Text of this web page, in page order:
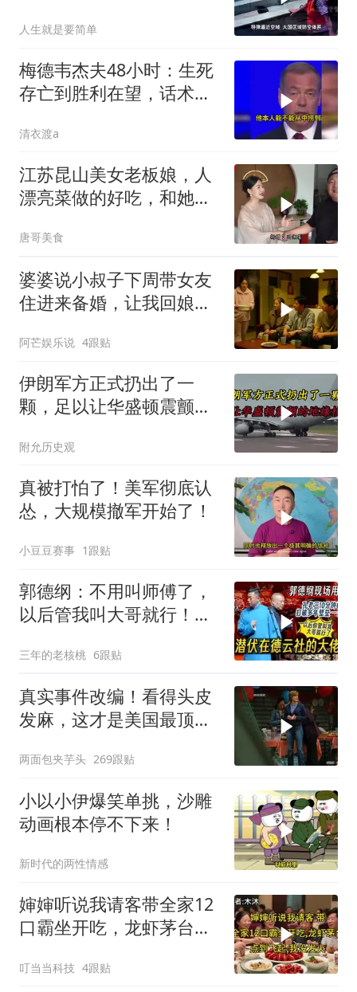
人生就是要简单
梅德韦杰夫48小时：生死
存亡到胜利在望，话术变
清衣渡a
江苏昆山美女老板娘，人
漂亮菜做的好吃，和她小
唐哥美食
婆婆说小叔子下周带女友
住进来备婚，让我回娘家
阿芒娱乐说 4跟贴
伊朗军方正式扔出了一
颗，足以让华盛顿震颤的
附允历史观
真被打怕了！美军彻底认
怂，大规模撤军开始了！
小豆豆赛事 1跟贴
郭德纲：不用叫师傅了，
以后管我叫大哥就行！孔
三年的老核桃 6跟贴
真实事件改编！看得头皮
发麻，这才是美国最顶级
两面包夹芋头 269跟贴
小以小伊爆笑单挑，沙雕
动画根本停不下来！
新时代的两性情感
婶婶听说我请客带全家12
口霸坐开吃，龙虾茅台点
叮当当科技 4跟贴